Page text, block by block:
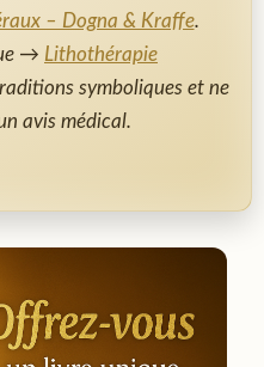
– Dogna & Kraffe.
→ Lithothérapie
symboliques et ne
avis médical.